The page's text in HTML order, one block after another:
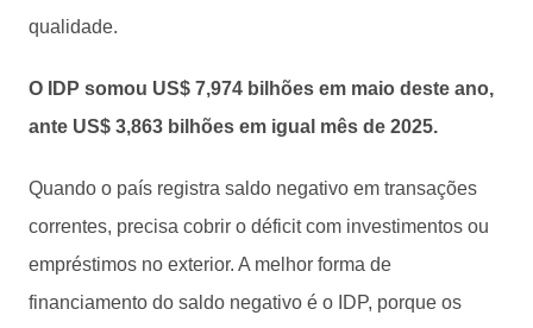
qualidade.
O IDP somou US$ 7,974 bilhões em maio deste ano,
ante US$ 3,863 bilhões em igual mês de 2025.
Quando o país registra saldo negativo em transações
correntes, precisa cobrir o déficit com investimentos ou
empréstimos no exterior. A melhor forma de
financiamento do saldo negativo é o IDP, porque os